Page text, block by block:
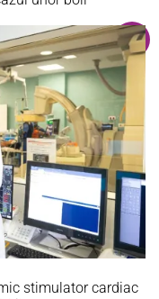
stimulator cardiac